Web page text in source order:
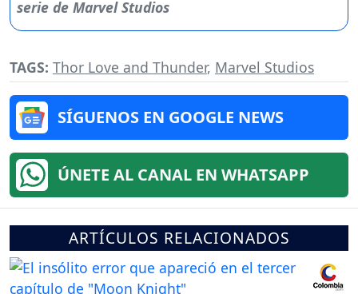
TAGS: Thor Love and Thunder, Marvel Studios
SÍGUENOS EN GOOGLE NEWS
ÚNETE AL CANAL EN WHATSAPP
ARTÍCULOS RELACIONADOS